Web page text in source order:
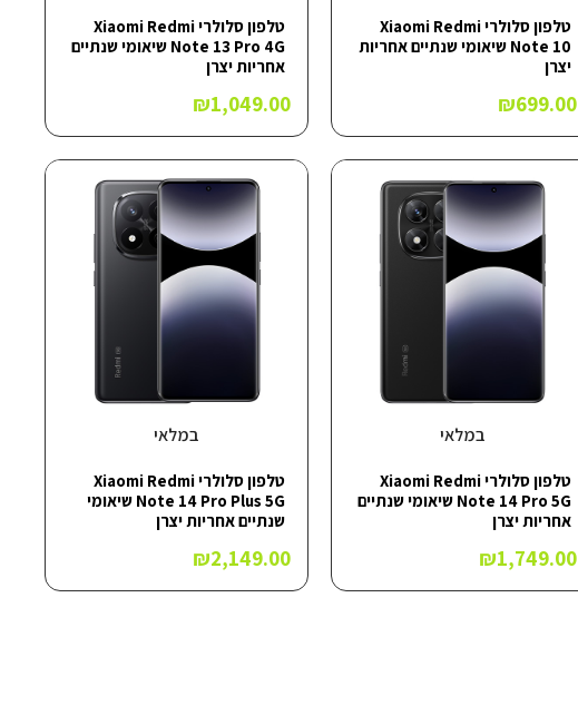
טלפון סלולרי Xiaomi Redmi
Note 10 שיאומי שנתיים אחריות
יצרן
₪699.00
טלפון סלולרי Xiaomi Redmi
Note 13 Pro 4G שיאומי שנתיים
אחריות יצרן
₪1,049.00
במלאי
טלפון סלולרי Xiaomi Redmi
Note 14 Pro 5G שיאומי שנתיים
אחריות יצרן
₪1,749.00
במלאי
טלפון סלולרי Xiaomi Redmi
Note 14 Pro Plus 5G שיאומי
שנתיים אחריות יצרן
₪2,149.00